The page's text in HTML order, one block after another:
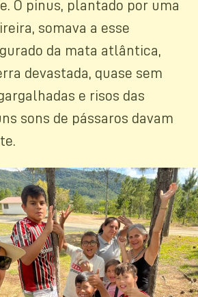
O pinus, plantado por uma
somava a esse
da mata atlântica,
devastada, quase sem
e risos das
sons de pássaros davam